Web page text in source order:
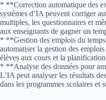
* **Correction automatique des
systèmes d’IA peuvent corriger
multiples, les questionnaires et
aux enseignants de gagner un
* **Gestion des emplois du
automatiser la gestion des
élèves aux cours et la
* **Analyse des données pour
L’IA peut analyser les résultats
dans les programmes scolaires et